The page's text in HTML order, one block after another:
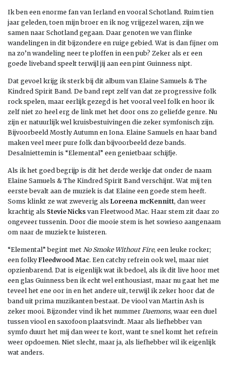
Ik ben een enorme fan van Ierland en vooral Schotland. Ruim tien
jaar geleden, toen mijn broer en ik nog vrijgezel waren, zijn we
samen naar Schotland gegaan. Daar genoten we van flinke
wandelingen in dit bijzondere en ruige gebied. Wat is dan fijner om
na zo’n wandeling neer te ploffen in een pub? Zeker als er een
goede liveband speelt terwijl jij aan een pint Guinness nipt.
Dat gevoel krijg ik sterk bij dit album van Elaine Samuels & The
Kindred Spirit Band. De band rept zelf van dat ze progressive folk
rock spelen, maar eerlijk gezegd is het vooral veel folk en hoor ik
zelf niet zo heel erg de link met het door ons zo geliefde genre. Nu
zijn er natuurlijk wel kruisbestuivingen die zeker symfonisch zijn.
Bijvoorbeeld Mostly Autumn en Iona. Elaine Samuels en haar band
maken veel meer pure folk dan bijvoorbeeld deze bands.
Desalniettemin is “Elemental” een genietbaar schijfje.
Als ik het goed begrijp is dit het derde werkje dat onder de naam
Elaine Samuels & The Kindred Spirit Band verschijnt. Wat mij ten
eerste bevalt aan de muziek is dat Elaine een goede stem heeft.
Soms klinkt ze wat zweverig als Loreena mcKennitt, dan weer
krachtig als Stevie Nicks van Fleetwood Mac. Haar stem zit daar zo
ongeveer tussenin. Door die mooie stem is het sowieso aangenaam
om naar de muziek te luisteren.
“Elemental” begint met No Smoke Without Fire, een leuke rocker;
een folky Fleedwood Mac. Een catchy refrein ook wel, maar niet
opzienbarend. Dat is eigenlijk wat ik bedoel, als ik dit live hoor met
een glas Guinness ben ik echt wel enthousiast, maar nu gaat het me
teveel het ene oor in en het andere uit, terwijl ik zeker hoor dat de
band uit prima muzikanten bestaat. De viool van Martin Ash is
zeker mooi. Bijzonder vind ik het nummer Daemons, waar een duel
tussen viool en saxofoon plaatsvindt. Maar als liefhebber van
symfo duurt het mij dan weer te kort, want te snel komt het refrein
weer opdoemen. Niet slecht, maar ja, als liefhebber wil ik eigenlijk
wat anders.